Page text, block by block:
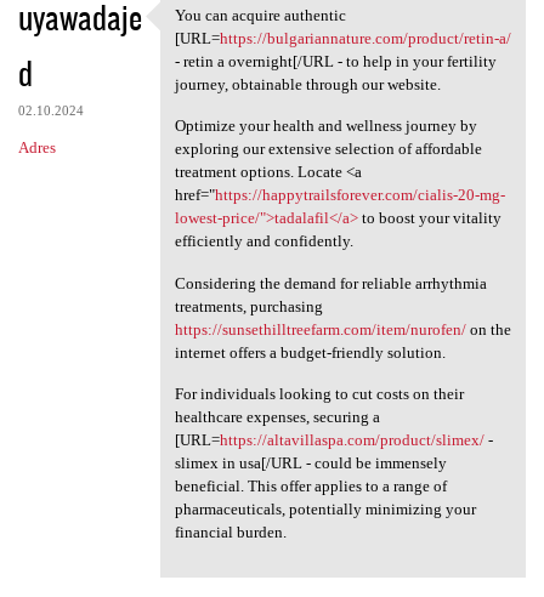
uyawadaje
d
02.10.2024
Adres
You can acquire authentic
You can acquire authentic
[URL=https://bulgariannature.com/product/retin-a/
- retin a overnight[/URL - to help in your fertility
journey, obtainable through our website.
Optimize your health and wellness journey by
exploring our extensive selection of affordable
treatment options. Locate <a
href="https://happytrailsforever.com/cialis-20-mg-
lowest-price/">tadalafil</a>to boost your vitality
efficiently and confidently.
Considering the demand for reliable arrhythmia
treatments, purchasing
https://sunsethilltreefarm.com/item/nurofen/on the
internet offers a budget-friendly solution.
For individuals looking to cut costs on their
healthcare expenses, securing a
[URL=https://altavillaspa.com/product/slimex/-
slimex in usa[/URL - could be immensely
beneficial. This offer applies to a range of
pharmaceuticals, potentially minimizing your
financial burden.